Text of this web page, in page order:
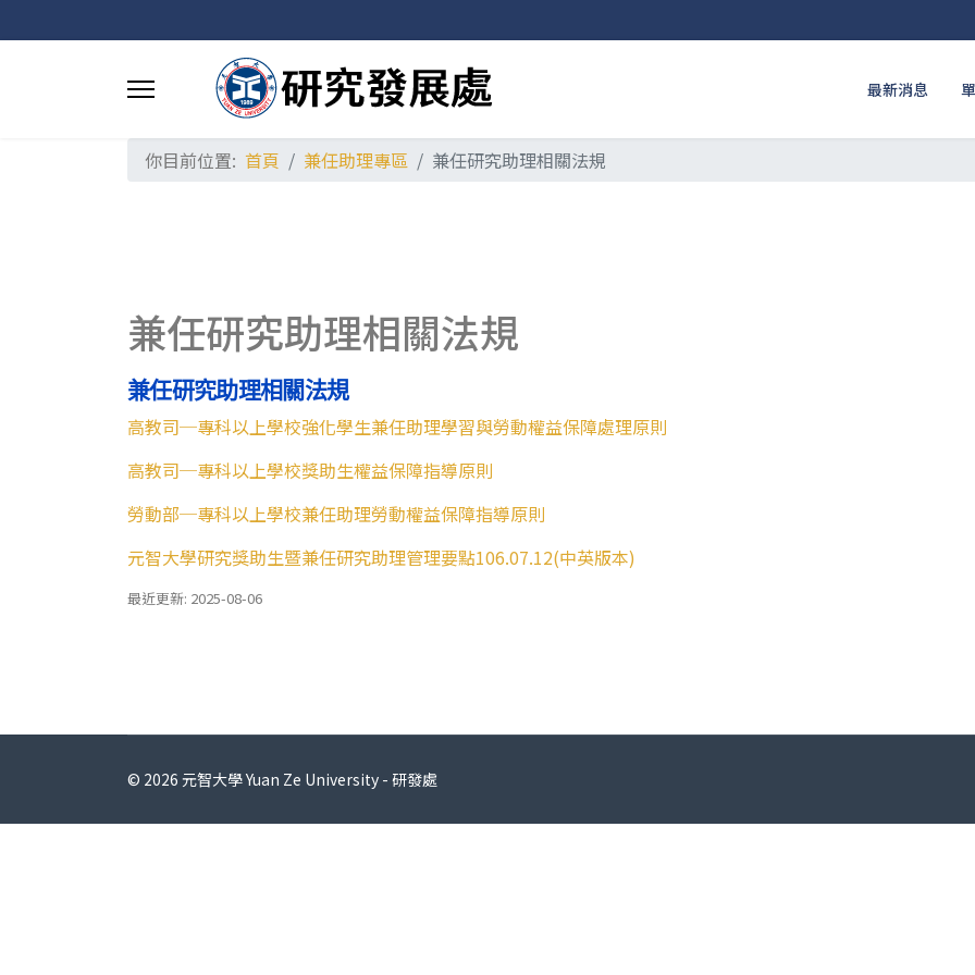
最新消息
你目前位置: 首頁 兼任助理專區 兼任研究助理相關法規
兼任研究助理相關法規
兼任研究助理相關法規
高教司─專科以上學校強化學生兼任助理學習與勞動權益保障處理原則
高教司─專科以上學校獎助生權益保障指導原則
勞動部─專科以上學校兼任助理勞動權益保障指導原則
元智大學研究獎助生暨兼任研究助理管理要點106.07.12(中英版本)
最近更新: 2025-08-06
© 2026 元智大學 Yuan Ze University - 研發處